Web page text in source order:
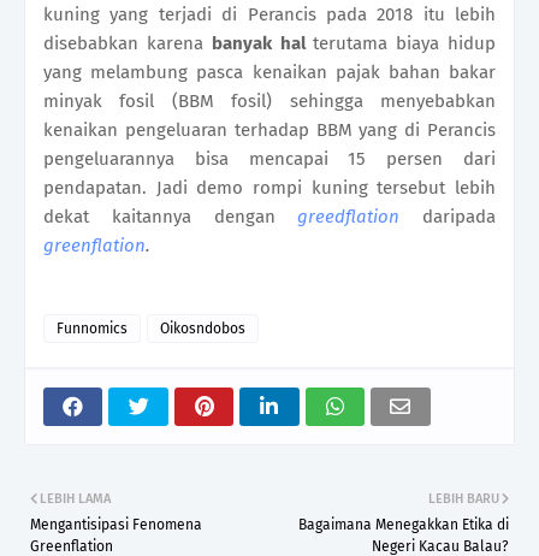
kuning yang terjadi di Perancis pada 2018 itu lebih
disebabkan karena banyak halterutama biaya hidup
yang melambung pasca kenaikan pajak bahan bakar
minyak fosil (BBM fosil) sehingga menyebabkan
kenaikan pengeluaran terhadap BBM yang di Perancis
pengeluarannya bisa mencapai 15 persen dari
pendapatan. Jadi demo rompi kuning tersebut lebih
dekat kaitannya dengangreedflation daripada
greenflation.
Funnomics Oikosndobos
LEBIH BARU
Bagaimana Menegakkan Etika di
Negeri Kacau Balau?
LEBIH LAMA
Mengantisipasi Fenomena
Greenflation